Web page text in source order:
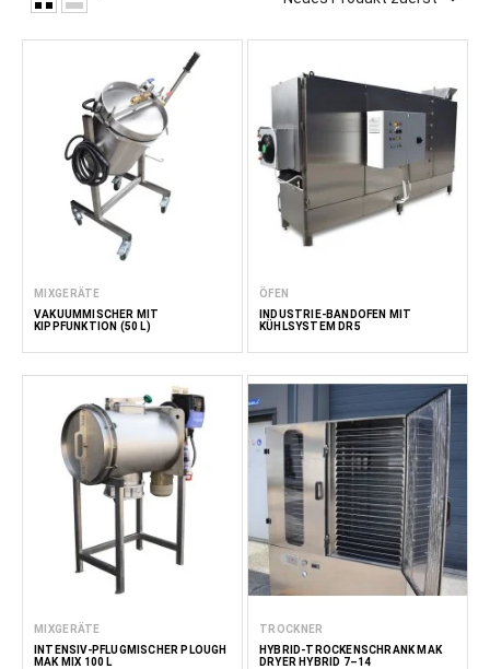
Wärmebehandlung verschiedener Obst und
und mittlere Lebensmittelproduzenten, die eine
kosteneffiziente Verarbeitung und einen zuverlässigen
Betrieb benötigen. FoodTechProcess bietet Anlagen für
Obst- und Gemüseverarbeiter, Lebensmittelhersteller,
Gastronomiebetriebe und Großküchen.
MIXGERÄTE
VAKUUMMISCHER MIT
KIPPFUNKTION (50 L)
ÖFEN
INDUSTRIE-BANDOFEN MIT
KÜHLSYSTEM DR5
MIXGERÄTE
INTENSIV-PFLUGMISCHER PLOUGH
MAK MIX 100 L
TROCKNER
HYBRID-TROCKENSCHRANK MAK
DRYER HYBRID 7–14